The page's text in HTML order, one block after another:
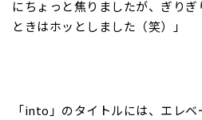
にちょっと焦りましたが、ぎり
ときはホッとしました（笑）」
「into」のタイトルには、エレ